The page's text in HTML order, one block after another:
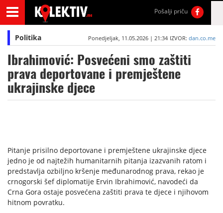
Pošalji priču
Politika Ponedjeljak, 11.05.2026 | 21:34 IZVOR: dan.co.me
Ibrahimović: Posvećeni smo zaštiti
prava deportovane i premještene
ukrajinske djece
Pitanje prisilno deportovane i premještene ukrajinske djece
jedno je od najtežih humanitarnih pitanja izazvanih ratom i
predstavlja ozbiljno kršenje međunarodnog prava, rekao je
crnogorski šef diplomatije Ervin Ibrahimović, navodeći da
Crna Gora ostaje posvećena zaštiti prava te djece i njihovom
hitnom povratku.